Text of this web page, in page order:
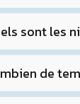
sont les
de